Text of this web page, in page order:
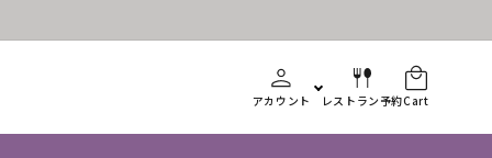
アカウント レストラン予約Cart